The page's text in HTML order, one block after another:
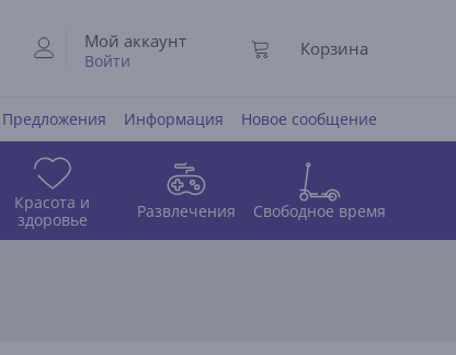
Мой аккаунт
Войти
Корзина
Предложения Информация Новое сообщение
Красота и
здоровье
Развлечения Свободное время